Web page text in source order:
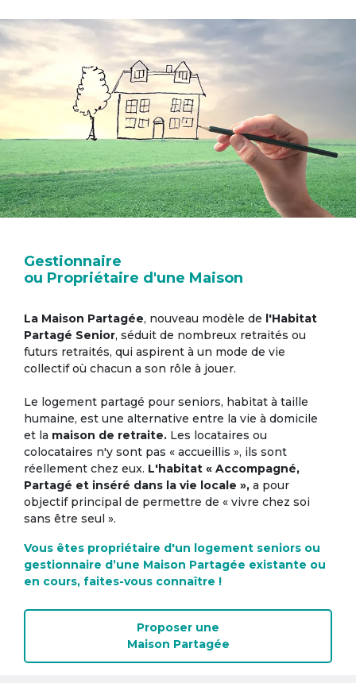
Gestionnaire
ou Propriétaire d'une Maison
La Maison Partagée, nouveau modèle de l'Habitat
Partagé Senior, séduit de nombreux retraités ou
futurs retraités, qui aspirent à un mode de vie
collectif où chacun a son rôle à jouer.
Le logement partagé pour seniors, habitat à taille
humaine, est une alternative entre la vie à domicile
et la maison de retraite. Les locataires ou
colocataires n'y sont pas « accueillis », ils sont
réellement chez eux. L'habitat « Accompagné,
Partagé et inséré dans la vie locale », a pour
objectif principal de permettre de « vivre chez soi
sans être seul ».
Vous êtes propriétaire d'un logement seniors ou
gestionnaire d’une Maison Partagée existante ou
en cours, faites-vous connaître !
Proposer une
Maison Partagée